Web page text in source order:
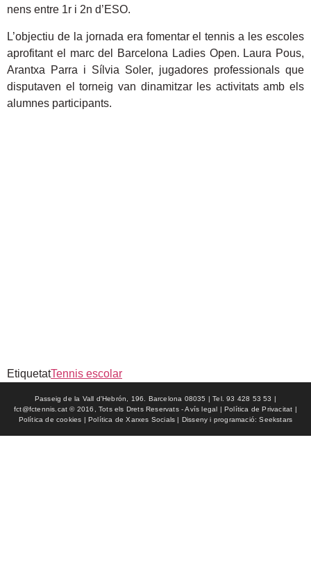
nens entre 1r i 2n d’ESO.
L’objectiu de la jornada era fomentar el tennis a les escoles
aprofitant el marc del Barcelona Ladies Open. Laura Pous,
Arantxa Parra i Sílvia Soler, jugadores professionals que
disputaven el torneig van dinamitzar les activitats amb els
alumnes participants.
EtiquetatTennis escolar
Passeig de la Vall d'Hebrón, 196. Barcelona 08035 | Tel. 93 428 53 53 |
fct@fctennis.cat © 2016, Tots els Drets Reservats - Avís legal | Política de Privacitat |
Política de cookies | Política de Xarxes Socials | Disseny i programació: Seekstars